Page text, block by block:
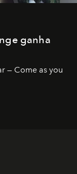
ganha
— Come as you